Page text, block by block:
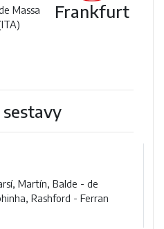
Massa
Frankfurt
Martín, Balde - de
Rashford - Ferran